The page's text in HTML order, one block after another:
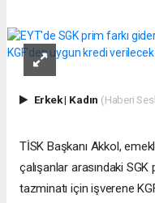
Erkek| Kadın (Haberi
TİSK Başkanı Akkol,
çalışanlar arasındaki SGK
tazminatı için işverene